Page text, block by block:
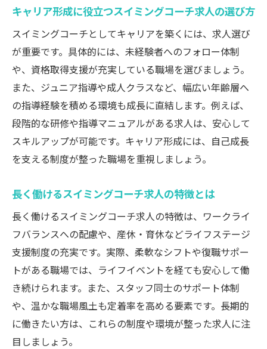
産休や育休に対応するスイミングコーチ求
人の探し方
スイミングコーチ求人で福利厚生を比較す
るポイント
ライフプランに寄り添うスイミングコーチ
求人の選択基準
未経験者も安心のスイミングコーチ求人事情
未経験歓迎のスイミングコーチ求人が増加
する理由
の魅力
スイミングコーチ求人で未経験からキャリ
アスタート
資格取得支援があるスイミングコーチ求人
の選び方
未経験でも安心のサポート体制があるスイ
ミングコーチ求人
スイミングコーチ求人で実現する新しい働
キャリア形成に役立つスイミングコーチ求人の選び方
スイミングコーチとしてキャリアを築くには、求人選び
が重要です。具体的には、未経験者へのフォロー体制
や、資格取得支援が充実している職場を選びましょう。
また、ジュニア指導や成人クラスなど、幅広い年齢層へ
の指導経験を積める環境も成長に直結します。例えば、
段階的な研修や指導マニュアルがある求人は、安心して
スキルアップが可能です。キャリア形成には、自己成長
を支える制度が整った職場を重視しましょう。
長く働けるスイミングコーチ求人の特徴とは
長く働けるスイミングコーチ求人の特徴は、ワークライ
フバランスへの配慮や、産休・育休などライフステージ
支援制度の充実です。実際、柔軟なシフトや復職サポー
トがある職場では、ライフイベントを経ても安心して働
き続けられます。また、スタッフ同士のサポート体制
や、温かな職場風土も定着率を高める要素です。長期的
に働きたい方は、これらの制度や環境が整った求人に注
目しましょう。